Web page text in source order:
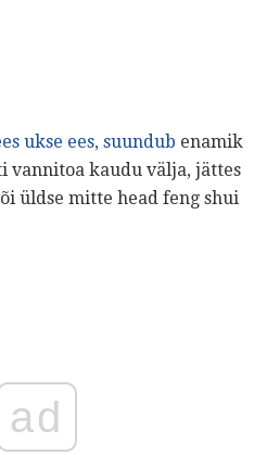
ukse ees, suundub enamik
vannitoa kaudu välja, jättes
üldse mitte head feng shui
ad